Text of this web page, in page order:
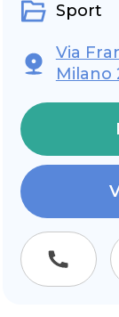
Sport
Via
Milano